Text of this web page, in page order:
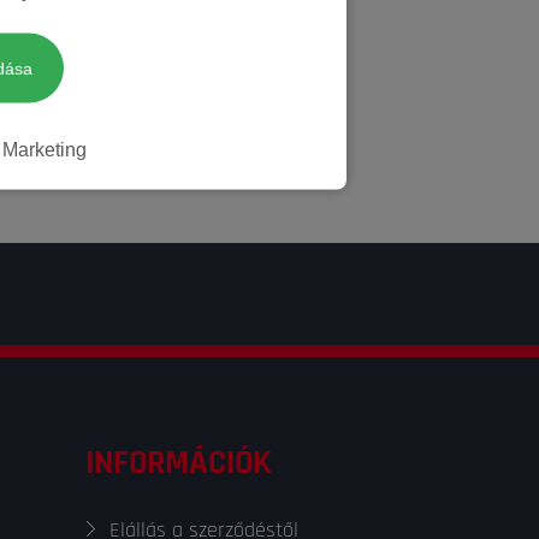
Marketing
INFORMÁCIÓK
Elállás a szerződéstől